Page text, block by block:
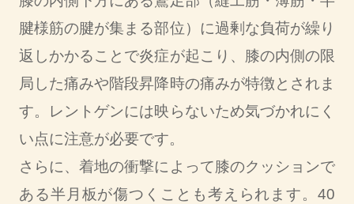
腱様筋の腱が集まる部位）に過剰な負荷が繰り
返しかかることで炎症が起こり、膝の内側の限
局した痛みや階段昇降時の痛みが特徴とされま
す。レントゲンには映らないため気づかれにく
い点に注意が必要です。
さらに、着地の衝撃によって膝のクッションで
ある半月板が傷つくことも考えられます。40